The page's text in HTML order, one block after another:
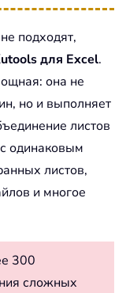
подходят,
для Excel.
она не
но и выполняет
листов
одинаковым
листов,
и многое
300
сложных